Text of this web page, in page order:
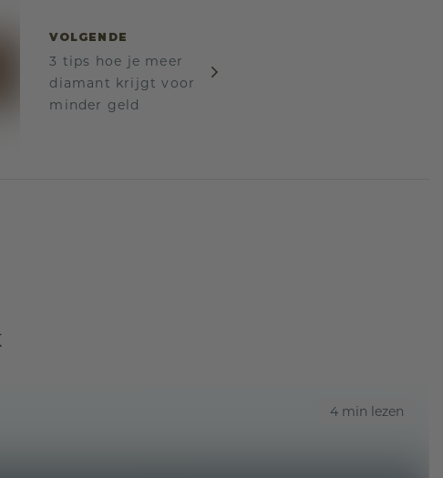
VOLGENDE
3 tips hoe je meer
diamant krijgt voor
minder geld
4 min lezen